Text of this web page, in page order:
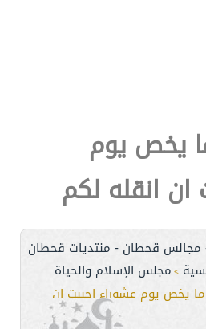
يخص يوم
انقله لكم
قحطان - منتديات قحطان
> مجلس الإسلام والحياة
يخص يوم عشوراء احببت ان